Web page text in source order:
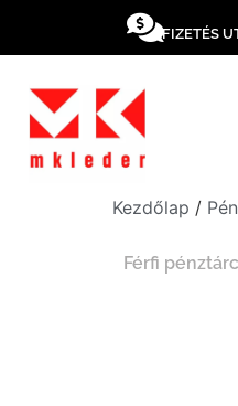
FIZETÉS
Kezdőlap /
Férfi